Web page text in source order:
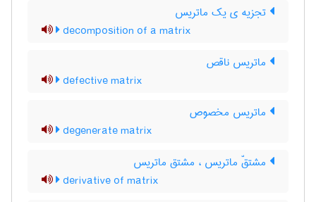
تجزیه ی یک ماتریس
decomposition of a matrix
ماتریس ناقص
defective matrix
ماتریس مخصوص
degenerate matrix
مشتقّ ماتریس ، مشتق ماتریس
derivative of matrix